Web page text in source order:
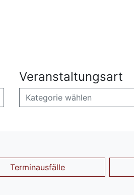
Veranstaltungsart
Kategorie wählen
Terminausfälle